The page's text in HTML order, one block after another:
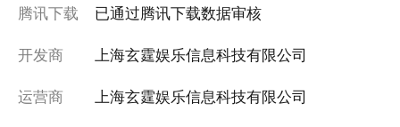
腾讯下载 已通过腾讯下载数据审核
开发商 上海玄霆娱乐信息科技有限公司
运营商 上海玄霆娱乐信息科技有限公司